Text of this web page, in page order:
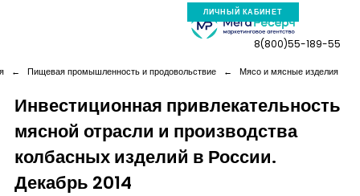
ЛИЧНЫЙ КАБИНЕТ
Компания
Услуги
8(800)55-189-55
← Пищевая промышленность и продовольствие ← Мясо и мясные изделия
Инвестиционная привлекательность
мясной отрасли и производства
колбасных изделий в России.
Декабрь 2014